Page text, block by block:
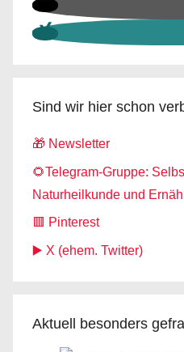
Sind wir hier schon
🎁 Newsletter
🌻Telegram-Gruppe:
Naturheilkunde und
🟥 Pinterest
▶️ X (ehem. Twitter)
Aktuell besonders